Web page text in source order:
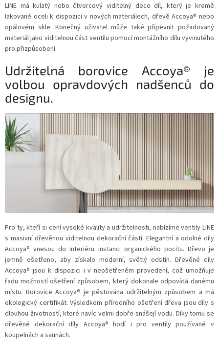
LINE má kulatý nebo čtvercový viditelný deco díl, který je kromě
lakované oceli k dispozici v nových materiálech, dřevě Accoya® nebo
opálovém skle. Konečný uživatel může také připevnit požadovaný
materiál jako viditelnou část ventilu pomocí montážního dílu vyvinutého
pro přizpůsobení.
Udržitelná borovice Accoya® je
volbou opravdových nadšenců do
designu.
Pro ty, kteří si cení vysoké kvality a udržitelnosti, nabízíme ventily LINE
s masivní dřevěnou viditelnou dekorační částí. Elegantní a odolné díly
Accoya® vnesou do interiéru instanci organického pocitu. Dřevo je
jemně ošetřeno, aby získalo moderní, světlý odstín. Dřevěné díly
Accoya® jsou k dispozici i v neošetřeném provedení, což umožňuje
řadu možností ošetření způsobem, který dokonale odpovídá danému
místu. Borovice Accoya® je pěstována udržitelným způsobem a má
ekologický certifikát. Výsledkem přírodního ošetření dřeva jsou díly s
dlouhou životností, které navíc velmi dobře snášejí vodu. Díky tomu se
dřevěné dekorační díly Accoya® hodí i pro ventily používané v
koupelnách a saunách.